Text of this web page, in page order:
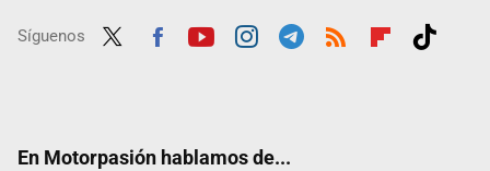
Síguenos
En Motorpasión hablamos de...